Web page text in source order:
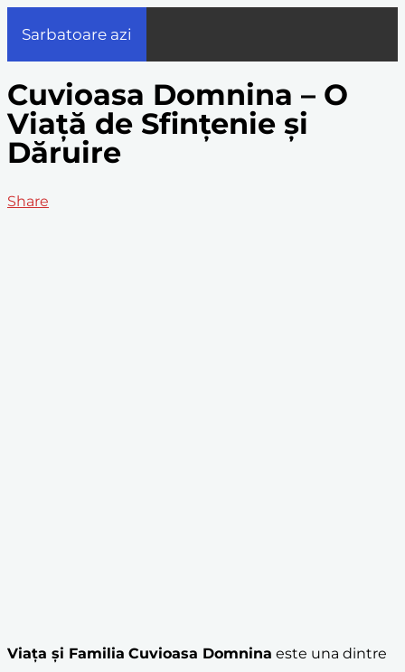
Sarbatoare azi
Cuvioasa Domnina – O
Viață de Sfințenie și
Dăruire
Share
Viața și Familia Cuvioasa Domnina este una dintre